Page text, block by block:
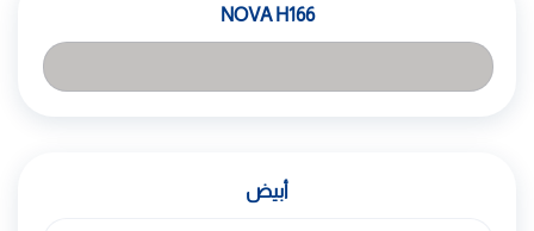
NOVA H166
أبيض